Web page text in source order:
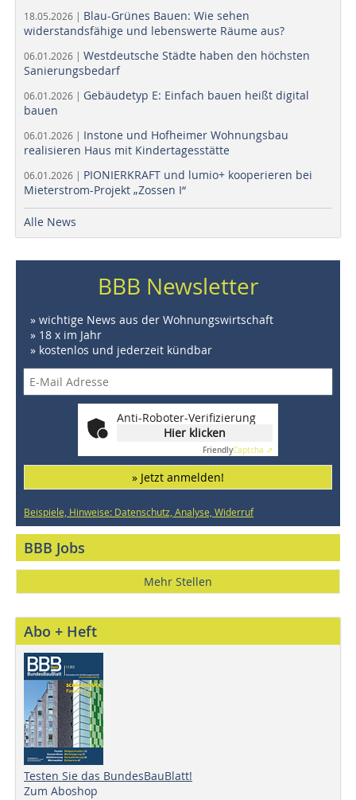
18.05.2026 | Blau-Grünes Bauen: Wie sehen
widerstandsfähige und lebenswerte Räume aus?
06.01.2026 | Westdeutsche Städte haben den höchsten
Sanierungsbedarf
06.01.2026 | Gebäudetyp E: Einfach bauen heißt digital
bauen
06.01.2026 | Instone und Hofheimer Wohnungsbau
realisieren Haus mit Kindertagesstätte
06.01.2026 | PIONIERKRAFT und lumio+ kooperieren bei
Mieterstrom-Projekt „Zossen I“
Alle News
BBB Newsletter
» wichtige News aus der Wohnungswirtschaft
» 18 x im Jahr
» kostenlos und jederzeit kündbar
Anti-Roboter-Verifizierung
Hier klicken
FriendlyCaptcha ⇗
» Jetzt anmelden!
Beispiele, Hinweise: Datenschutz, Analyse, Widerruf
BBB Jobs
Mehr Stellen
Abo + Heft
Testen Sie das BundesBauBlatt!
Zum Aboshop